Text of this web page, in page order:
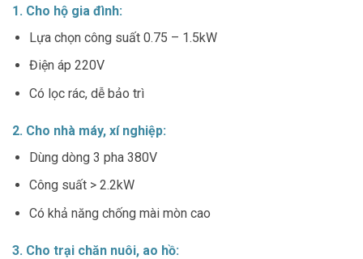
1. Cho hộ gia đình:
Lựa chọn công suất 0.75 – 1.5kW
Điện áp 220V
Có lọc rác, dễ bảo trì
2. Cho nhà máy, xí nghiệp:
Dùng dòng 3 pha 380V
Công suất > 2.2kW
Có khả năng chống mài mòn cao
3. Cho trại chăn nuôi, ao hồ: